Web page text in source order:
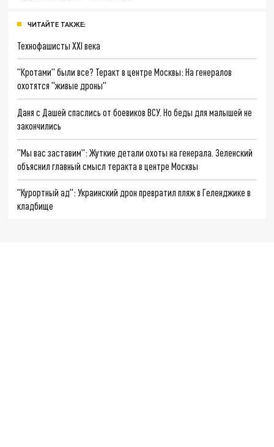
ЧИТАЙТЕ ТАКЖЕ:
Технофашисты XXI века
"Кротами" были все? Теракт в центре Москвы: На генералов
охотятся "живые дроны"
Даня с Дашей спаслись от боевиков ВСУ. Но беды для малышей не
закончились
"Мы вас заставим": Жуткие детали охоты на генерала. Зеленский
объяснил главный смысл теракта в центре Москвы
"Курортный ад": Украинский дрон превратил пляж в Геленджике в
кладбище